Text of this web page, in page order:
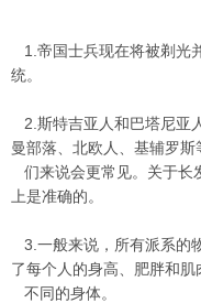
1.帝国士兵现在将被剃光
统。
2.斯特吉亚人和巴塔尼亚
曼部落、北欧人、基辅罗
们来说会更常见。关于长
上是准确的。
3.一般来说，所有派系的
了每个人的身高、肥胖和
不同的身体。